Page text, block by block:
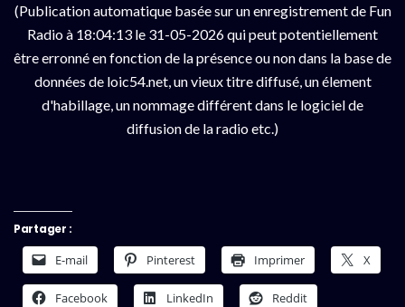
(Publication automatique basée sur un enregistrement de Fun
Radio à 18:04:13 le 31-05-2026 qui peut potentiellement
être erronné en fonction de la présence ou non dans la base de
données de loic54.net, un vieux titre diffusé, un élement
d'habillage, un nommage différent dans le logiciel de
diffusion de la radio etc.)
Partager :
E-mail Pinterest Imprimer X
Facebook LinkedIn Reddit